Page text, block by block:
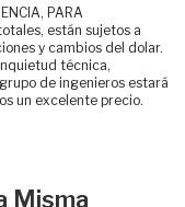
PARA
totales, están sujetos a
y cambios del dolar.
técnica,
de ingenieros estará
un excelente precio.
Misma